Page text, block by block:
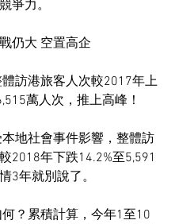
爭力。
仍大 空置高企
訪港旅客人次較2017年上
萬人次，推上高峰！
地社會事件影響，整體訪
2018年下跌14.2%至5,591
3年就別說了。
？累積計算，今年1至10